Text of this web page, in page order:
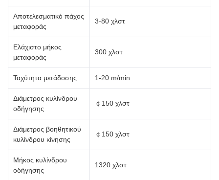
Αποτελεσματικό πάχος
μεταφοράς
3-80 χλστ
Ελάχιστο μήκος
μεταφοράς
300 χλστ
Ταχύτητα μετάδοσης 1-20 m/min
Διάμετρος κυλίνδρου
οδήγησης
￠150 χλστ
Διάμετρος βοηθητικού
κυλίνδρου κίνησης
￠150 χλστ
Μήκος κυλίνδρου
οδήγησης
1320 χλστ